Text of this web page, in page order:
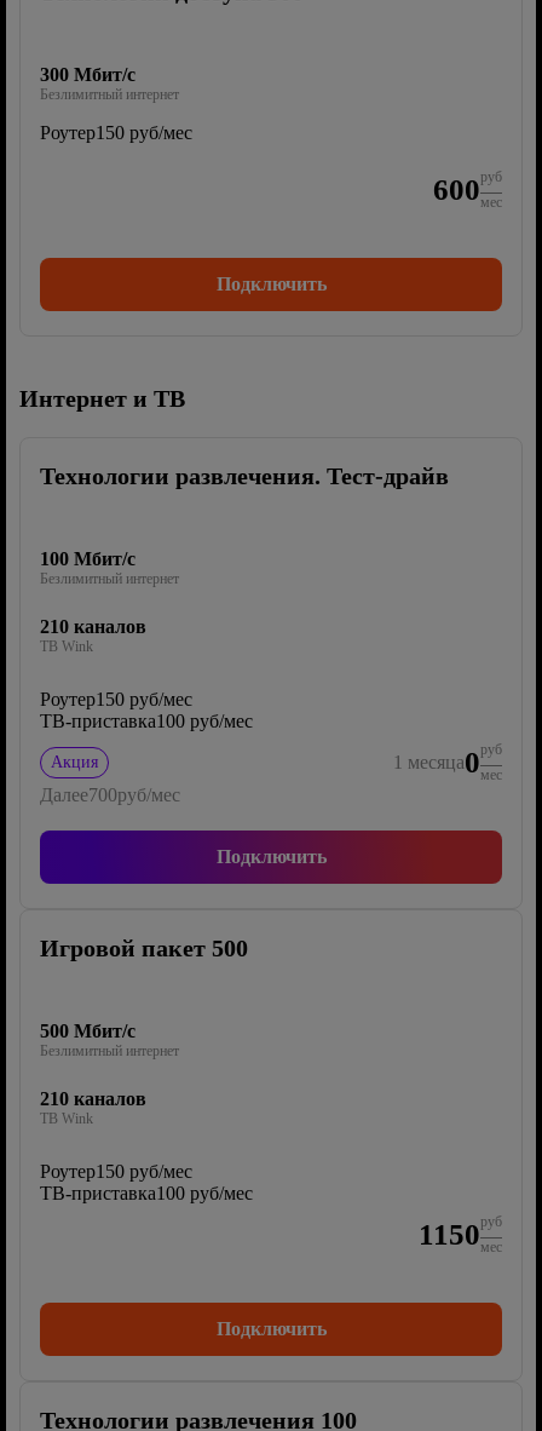
300 Мбит/с
Безлимитный интернет
Роутер150 руб/мес
600руб
мес
Подключить
Интернет и ТВ
Технологии развлечения. Тест-драйв
100 Мбит/с
Безлимитный интернет
210 каналов
ТВ Wink
Роутер150 руб/мес
ТВ-приставка100 руб/мес
Акция 1 месяца0руб
мес
Далее700руб/мес
Подключить
Игровой пакет 500
500 Мбит/с
Безлимитный интернет
210 каналов
ТВ Wink
Роутер150 руб/мес
ТВ-приставка100 руб/мес
1150руб
мес
Подключить
Технологии развлечения 100